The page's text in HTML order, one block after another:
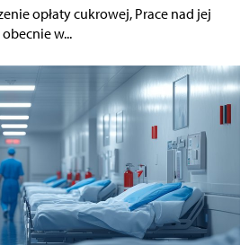
opłaty cukrowej, Prace nad jej
w...